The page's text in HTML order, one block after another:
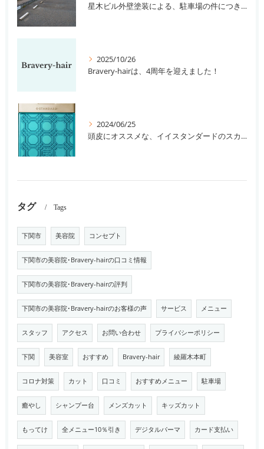
星木ビル外壁塗装による、駐車場の件につきまして。
2025/10/26
Bravery-hairは、4周年を迎えました！
2024/06/25
頭皮にオススメな、イイスタンダードのスカルプ系シャンプー＆トリートメントです！
タグ Tags
下関市 美容院 コンセプト
下関市の美容院･Bravery-hairの口コミ情報
下関市の美容院･Bravery-hairの評判
下関市の美容院･Bravery-hairのお客様の声 サービス メニュー
スタッフ アクセス お問い合わせ プライバシーポリシー
下関 美容室 おすすめ Bravery-hair 綾羅木本町
コロナ対策 カット 口コミ おすすめメニュー 駐車場
癒やし シャンプー台 メンズカット キッズカット
もってけ 全メニュー10％引き デジタルパーマ カード支払い